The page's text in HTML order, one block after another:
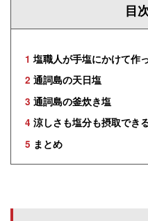
目
1 塩職人が手塩にかけて作
2 通詞島の天日塩
3 通詞島の釜炊き塩
4 涼しさも塩分も摂取でき
5 まとめ